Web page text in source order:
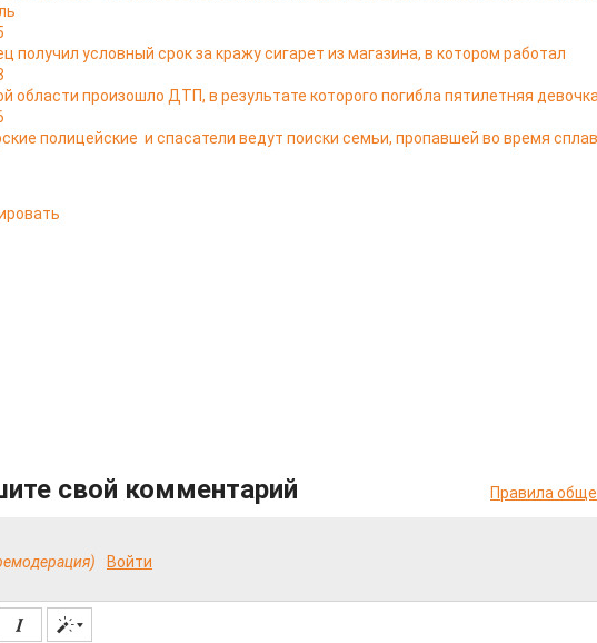
получил условный срок за кражу сигарет из магазина, в котором работал
области произошло ДТП, в результате которого погибла пятилетняя девочка
полицейские и спасатели ведут поиски семьи, пропавшей во время
свой комментарий Правила
Войти